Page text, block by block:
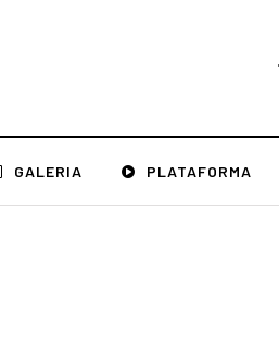
GALERIA PLATAFORMA